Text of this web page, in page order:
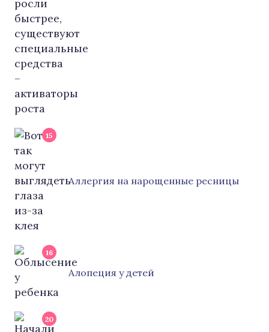
15
Аллергия на нарощенные ресницы
16
Алопеция у детей
20